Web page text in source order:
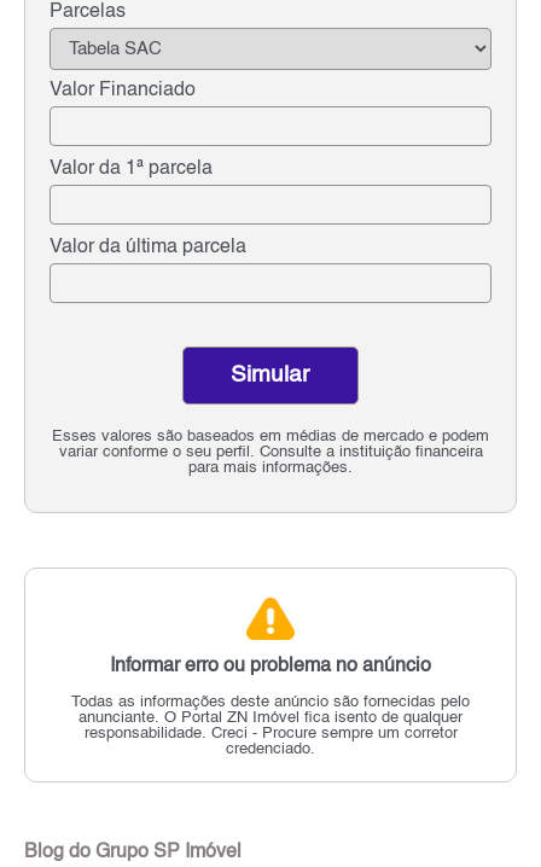
Parcelas
Valor Financiado
Valor da 1ª parcela
Valor da última parcela
Esses valores são baseados em médias de mercado e podem
variar conforme o seu perfil. Consulte a instituição financeira
para mais informações.
Simular
Informar erro ou problema no anúncio
Todas as informações deste anúncio são fornecidas pelo
anunciante. O Portal ZN Imóvel fica isento de qualquer
responsabilidade. Creci - Procure sempre um corretor
credenciado.
Blog do Grupo SP Imóvel